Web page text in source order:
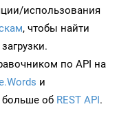
использования
, чтобы найти
по API на
и
больше об REST API.